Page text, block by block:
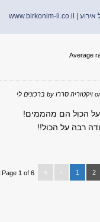
|
www.birkonim-li.co.il
byסררו ברכונים לי
הם מהממים!
על הכול!!
Page 1 of 6: 1